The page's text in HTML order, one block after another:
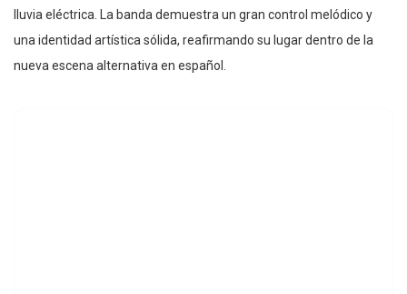
lluvia eléctrica. La banda demuestra un gran control melódico y
una identidad artística sólida, reafirmando su lugar dentro de la
nueva escena alternativa en español.